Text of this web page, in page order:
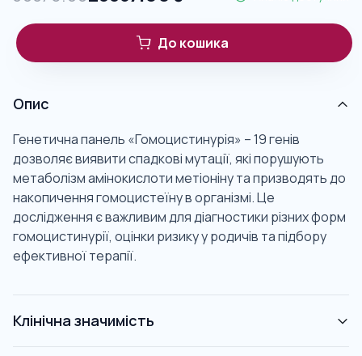
До кошика
Опис
Генетична панель «Гомоцистинурія» – 19 генів
дозволяє виявити спадкові мутації, які порушують
метаболізм амінокислоти метіоніну та призводять до
накопичення гомоцистеїну в організмі. Це
дослідження є важливим для діагностики різних форм
гомоцистинурії, оцінки ризику у родичів та підбору
ефективної терапії.
Клінічна значимість